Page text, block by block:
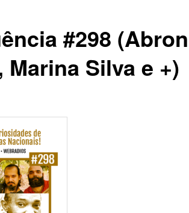
#298
Marina Silva e +)